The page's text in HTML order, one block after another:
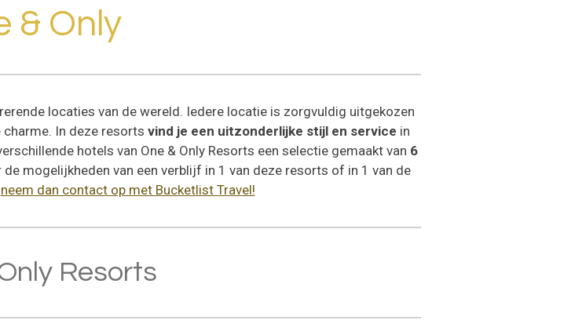
& Only
locaties van de wereld. Iedere locatie is zorgvuldig uitgekozen
In deze resorts vind je een uitzonderlijke stijl en service in
hotels van One & Only Resorts een selectie gemaakt van 6
mogelijkheden van een verblijf in 1 van deze resorts of in 1 van de
neem dan contact op met Bucketlist Travel!
Resorts